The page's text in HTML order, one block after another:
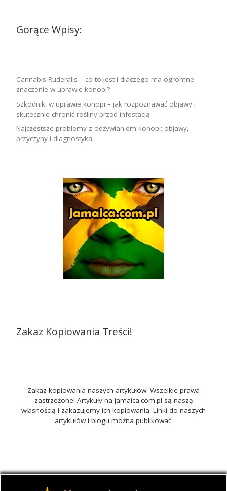
Gorące Wpisy:
Cannabis Ruderalis – co to jest i dlaczego ma ogromne
znaczenie w uprawie konopi?
Szkodniki w uprawie konopi – jak rozpoznawać objawy i
skutecznie chronić rośliny przed infestacją
Najczęstsze problemy z odżywianiem konopi: objawy,
przyczyny i diagnostyka
Zakaz Kopiowania Treści!
Zakaz kopiowania naszych artykułów. Wszelkie prawa
zastrzeżone! Artykuły na jamaica.com.pl są naszą
własnością i zakazujemy ich kopiowania. Linki do naszych
artykułów i blogu można publikować.